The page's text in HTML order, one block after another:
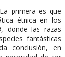
primera es que
étnica en los
, donde las razas
fantásticas
conclusión, en